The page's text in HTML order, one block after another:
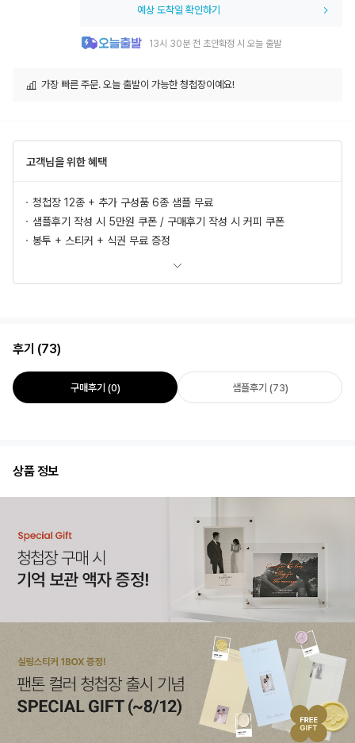
예상 도착일 확인하기
13시 30분 전 초안확정 시 오늘 출발
가장 빠른 주문. 오늘 출발이 가능한 청첩장이예요!
고객님을 위한 혜택
청첩장 12종 + 추가 구성품 6종 샘플 무료
샘플후기 작성 시 5만원 쿠폰 / 구매후기 작성 시 커피 쿠폰
봉투 + 스티커 + 식권 무료 증정
후기 (73)
구매후기 (0) 샘플후기 (73)
상품 정보